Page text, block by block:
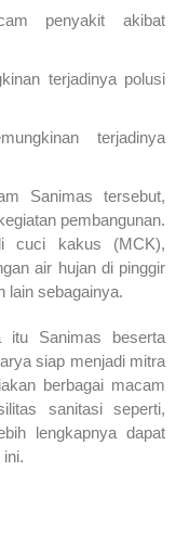
penyakit akibat
terjadinya polusi
terjadinya
Sanimas tersebut,
pembangunan.
cuci kakus (MCK),
air hujan di pinggir
lain sebagainya.
itu Sanimas beserta
siap menjadi mitra
berbagai macam
sanitasi seperti,
lengkapnya dapat